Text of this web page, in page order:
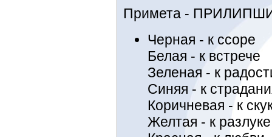
Примета -
Черная - к ссоре
Белая - к встрече
Зеленая - к
Синяя - к
Коричневая - к
Желтая - к разлуке